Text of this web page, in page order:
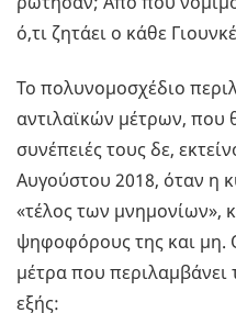
ό,τι ζητάει ο κάθε
Το πολυνομοσχέδιο
αντιλαϊκών μέτρων,
συνέπειές τους δε,
Αυγούστου 2018, όταν η
«τέλος των μνημονίων»,
ψηφοφόρους της και μη.
μέτρα που περιλαμβάνει
εξής: